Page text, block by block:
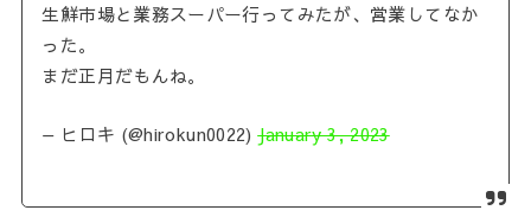
生鮮市場と業務スーパー行ってみたが、営業してなか
った。
まだ正月だもんね。
— ヒロキ (@hirokun0022)January 3, 2023